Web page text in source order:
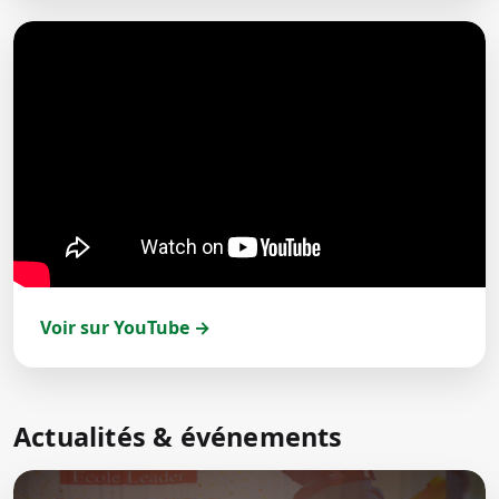
Voir sur YouTube →
Actualités & événements